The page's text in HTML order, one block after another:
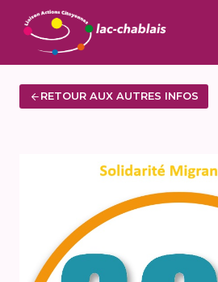
contenu
RETOUR AUX AUTRES INFOS